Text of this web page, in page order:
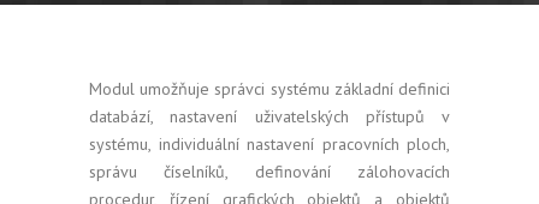
Modul umožňuje správci systému základní definici
databází, nastavení uživatelských přístupů v
systému, individuální nastavení pracovních ploch,
správu číselníků, definování zálohovacích
procedur, řízení grafických objektů a objektů